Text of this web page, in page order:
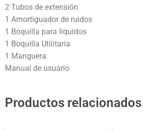
2 Tubos de extensión
1 Amortiguador de ruidos
1 Boquilla para líquidos
1 Boquilla Utilitaria
1 Manguera
Manual de usuario
Productos relacionados